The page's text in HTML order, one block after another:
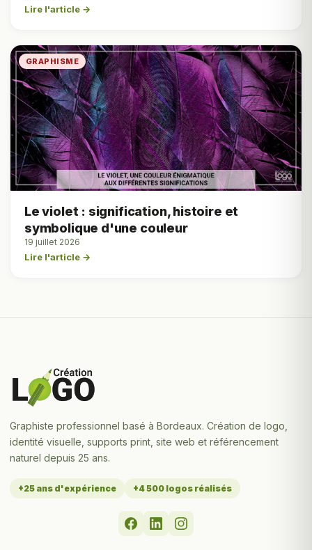
Lire l'article →
GRAPHISME
Le violet : signification, histoire et
symbolique d'une couleur
19 juillet 2026
Lire l'article →
Graphiste professionnel basé à Bordeaux. Création de logo,
identité visuelle, supports print, site web et référencement
naturel depuis 25 ans.
+25 ans d'expérience +4 500 logos réalisés